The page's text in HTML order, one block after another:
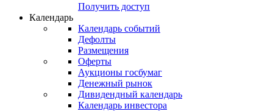
Получить доступ
Календарь
Календарь событий
Дефолты
Размещения
Оферты
Аукционы госбумаг
Денежный рынок
Дивидендный календарь
Календарь инвестора